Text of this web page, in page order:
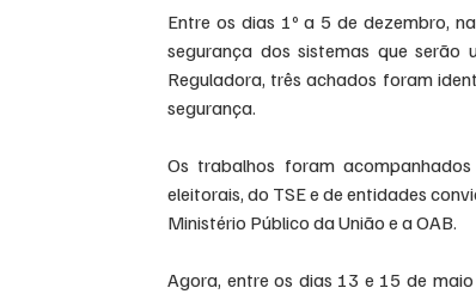
Entre os dias 1º a 5 de dezembro,
segurança dos sistemas que serão
Reguladora, três achados foram
segurança.
Os trabalhos foram
eleitorais, do TSE e de entidades
Ministério Público da União e a OAB.
Agora, entre os dias 13 e 15 de